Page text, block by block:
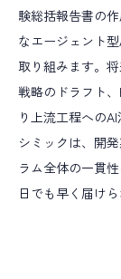
験総括報告書の
なエージェント
取り組みます。
戦略のドラフト
り上流工程への
シミックは、開
ラム全体の一貫
日でも早く届け